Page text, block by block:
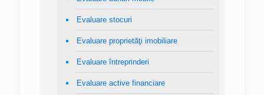
Evaluare stocuri
Evaluare proprietăţi imobiliare
Evaluare întreprinderi
Evaluare active financiare